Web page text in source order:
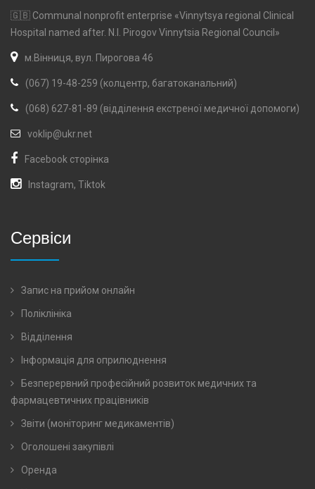
🇬🇧 Communal nonprofit enterprise «Vinnytsya regional Clinical
Hospital named after. N.I. Pirogov Vinnytsia Regional Council»
м.Вінниця, вул. Пирогова 46
(067) 19-48-259 (колцентр, багатоканальний)
(068) 627-81-89 (відділення екстреної медичної допомоги)
voklip@ukr.net
Facebook сторінка
Instagram, Tiktok
Сервіси
Запис на прийом онлайн
Поліклініка
Відділення
Інформація для оприлюднення
Безперервний професійний розвиток медичних та
фармацевтичних працівників
Звіти (моніторинг медикаментів)
Оголошені закупівлі
Оренда